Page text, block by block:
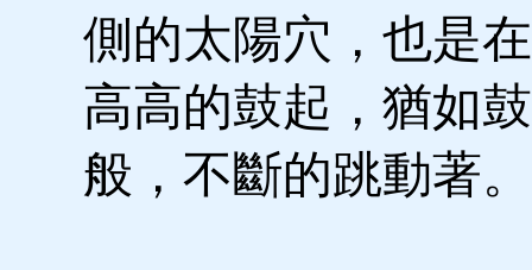
側的太陽穴，也是
高高的鼓起，猶如
般，不斷的跳動著。